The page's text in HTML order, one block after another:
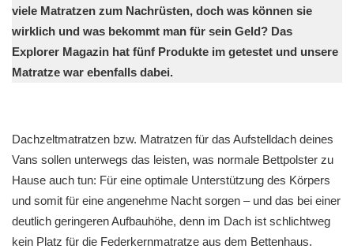
viele Matratzen zum Nachrüsten, doch was können sie
wirklich und was bekommt man für sein Geld? Das
Explorer Magazin hat fünf Produkte im getestet und unsere
Matratze war ebenfalls dabei.
Dachzeltmatratzen bzw. Matratzen für das Aufstelldach deines
Vans sollen unterwegs das leisten, was normale Bettpolster zu
Hause auch tun: Für eine optimale Unterstützung des Körpers
und somit für eine angenehme Nacht sorgen – und das bei einer
deutlich geringeren Aufbauhöhe, denn im Dach ist schlichtweg
kein Platz für die Federkernmatratze aus dem Bettenhaus.